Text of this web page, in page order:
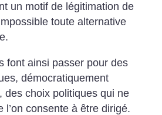
un motif de légitimation de
toute alternative
font ainsi passer pour des
démocratiquement
des choix politiques qui ne
l’on consente à être dirigé.